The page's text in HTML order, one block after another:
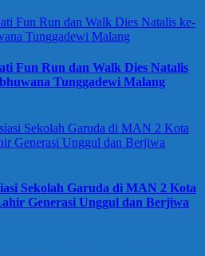
Fun Run dan Walk Dies Natalis
Tunggadewi Malang
Sekolah Garuda di MAN 2 Kota
Generasi Unggul dan Berjiwa